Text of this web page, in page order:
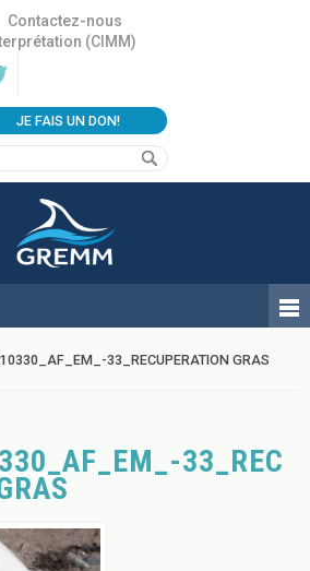
Contactez-nous
(CIMM)
JE FAIS UN DON!
33_RECUPERATION GRAS
33_REC